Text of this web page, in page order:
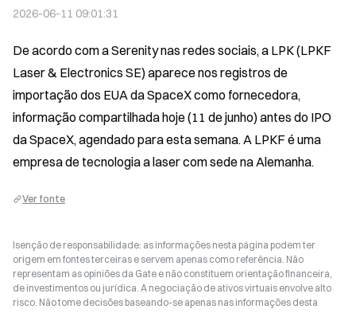
2026-06-11 09:01:31
De acordo com a Serenity nas redes sociais, a LPK (LPKF
Laser & Electronics SE) aparece nos registros de
importação dos EUA da SpaceX como fornecedora,
informação compartilhada hoje (11 de junho) antes do IPO
da SpaceX, agendado para esta semana. A LPKF é uma
empresa de tecnologia a laser com sede na Alemanha.
Ver fonte
Isenção de responsabilidade: as informações nesta página podem ter
origem em fontes terceiras e servem apenas como referência. Não
representam as opiniões da Gate e não constituem orientação financeira,
de investimentos ou jurídica. A negociação de ativos virtuais envolve alto
risco. Não tome decisões baseando-se apenas nas informações desta